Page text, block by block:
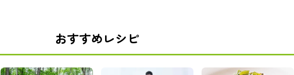
おすすめレシピ